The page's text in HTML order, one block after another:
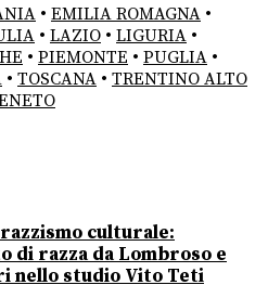
• EMILIA ROMAGNA •
• LAZIO • LIGURIA •
• PIEMONTE • PUGLIA •
• TOSCANA • TRENTINO ALTO
culturale:
di razza da Lombroso e
nello studio Vito Teti